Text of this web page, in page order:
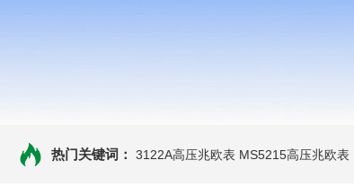
热门关键词： 3122A高压兆欧表 MS5215高压兆欧表